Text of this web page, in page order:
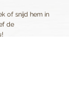
of snijd hem in
de